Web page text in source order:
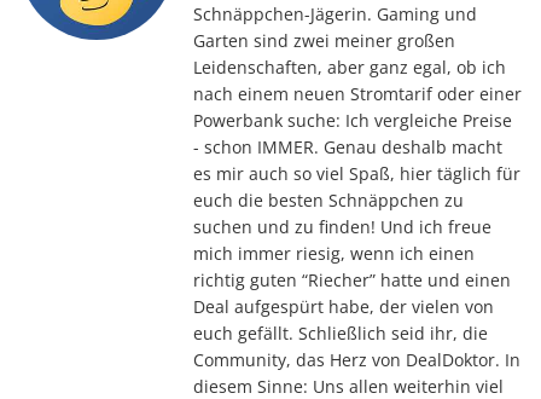
Schnäppchen-Jägerin. Gaming und
Garten sind zwei meiner großen
Leidenschaften, aber ganz egal, ob ich
nach einem neuen Stromtarif oder einer
Powerbank suche: Ich vergleiche Preise
- schon IMMER. Genau deshalb macht
es mir auch so viel Spaß, hier täglich für
euch die besten Schnäppchen zu
suchen und zu finden! Und ich freue
mich immer riesig, wenn ich einen
richtig guten “Riecher” hatte und einen
Deal aufgespürt habe, der vielen von
euch gefällt. Schließlich seid ihr, die
Community, das Herz von DealDoktor. In
diesem Sinne: Uns allen weiterhin viel